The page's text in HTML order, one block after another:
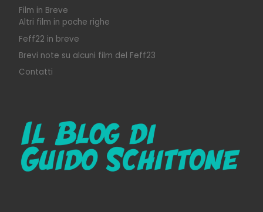
Film in Breve
Altri film in poche righe
Feff22 in breve
Brevi note su alcuni film del Feff23
Contatti